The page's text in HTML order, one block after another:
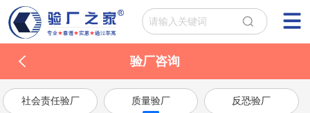
验厂咨询
社会责任验厂 质量验厂 反恐验厂